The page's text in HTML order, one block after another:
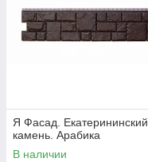
Я Фасад. Екатерининский
камень. Арабика
В наличии